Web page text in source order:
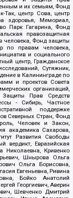
и их семьям, Фонд
Так, центр Сова, центр
здоровья, Мемориал,
Парк Гагарина, Фонд
правозащитная
человека, Фонд защиты
по правам человека,
и социального
центр, Гражданское
Сутяжник,
в Калининграде по
и проектов Совета
организаций,
Защиты Прав Средств
- Сибирь, Частное
поддержке
Северных Стран, Фонд
Человек и Закон,
академика Сахарова,
Развития Свободы
вердикт, Евразийская
Николаевна, Кривенко
Шнырова Ольга
Ольга Борисовна,
Евгеньевна, Ривина
Бойко Анатолий
Георгиевич, Аверин
Шевченко Дмитрий